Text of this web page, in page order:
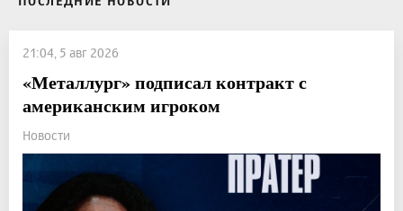
21:04, 5 авг 2026
«Металлург» подписал контракт с
американским игроком
Новости